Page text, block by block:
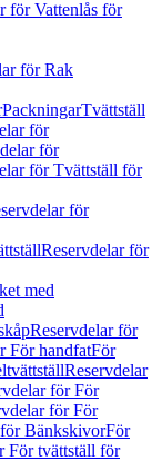
för Vattenlås för
för Rak
PackningarTvättställ
för
för
för Tvättställ för
för
Reservdelar för
med
Reservdelar för
För handfatFör
Reservdelar
för För
för För
BänkskivorFör
För tvättställ för